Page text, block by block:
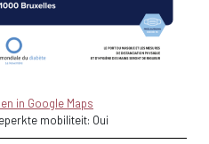
in Google Maps
mobiliteit: Oui